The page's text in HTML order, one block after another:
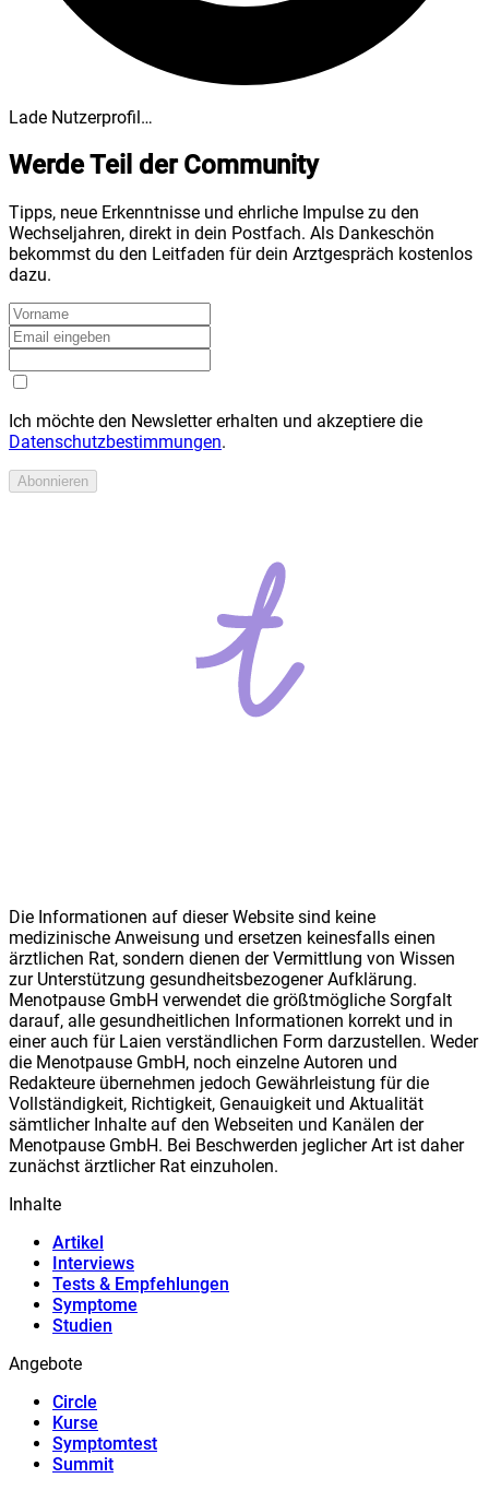
Lade Nutzerprofil…
Werde Teil der Community
Tipps, neue Erkenntnisse und ehrliche Impulse zu den
Wechseljahren, direkt in dein Postfach. Als Dankeschön
bekommst du den Leitfaden für dein Arztgespräch kostenlos
dazu.
Ich möchte den Newsletter erhalten und akzeptiere die
Datenschutzbestimmungen.
Abonnieren
Die Informationen auf dieser Website sind keine
medizinische Anweisung und ersetzen keinesfalls einen
ärztlichen Rat, sondern dienen der Vermittlung von Wissen
zur Unterstützung gesundheitsbezogener Aufklärung.
Menotpause GmbH verwendet die größtmögliche Sorgfalt
darauf, alle gesundheitlichen Informationen korrekt und in
einer auch für Laien verständlichen Form darzustellen. Weder
die Menotpause GmbH, noch einzelne Autoren und
Redakteure übernehmen jedoch Gewährleistung für die
Vollständigkeit, Richtigkeit, Genauigkeit und Aktualität
sämtlicher Inhalte auf den Webseiten und Kanälen der
Menotpause GmbH. Bei Beschwerden jeglicher Art ist daher
zunächst ärztlicher Rat einzuholen.
Inhalte
Artikel
Interviews
Tests & Empfehlungen
Symptome
Studien
Angebote
Circle
Kurse
Symptomtest
Summit